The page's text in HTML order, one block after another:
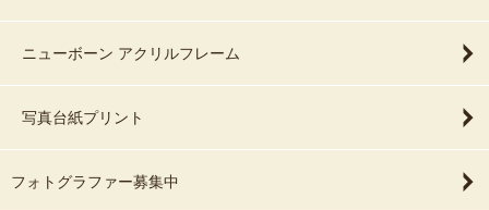
ニューボーン アクリルフレーム
写真台紙プリント
フォトグラファー募集中